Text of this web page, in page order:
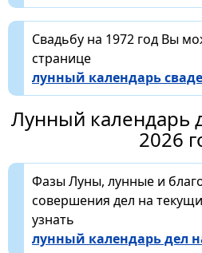
Свадьбу на 1972 год Вы
странице
лунный календарь
Лунный календарь
2026
Фазы Луны, лунные и
совершения дел на
узнать
лунный календарь дел